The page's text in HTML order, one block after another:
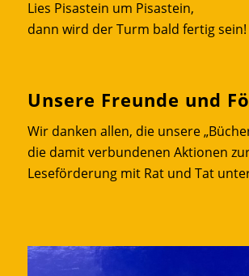
Lies Pisastein um Pisastein,
dann wird der Turm bald fertig sein!
Unsere Freunde und
Wir danken allen, die unsere
die damit verbundenen Aktionen
Leseförderung mit Rat und Tat